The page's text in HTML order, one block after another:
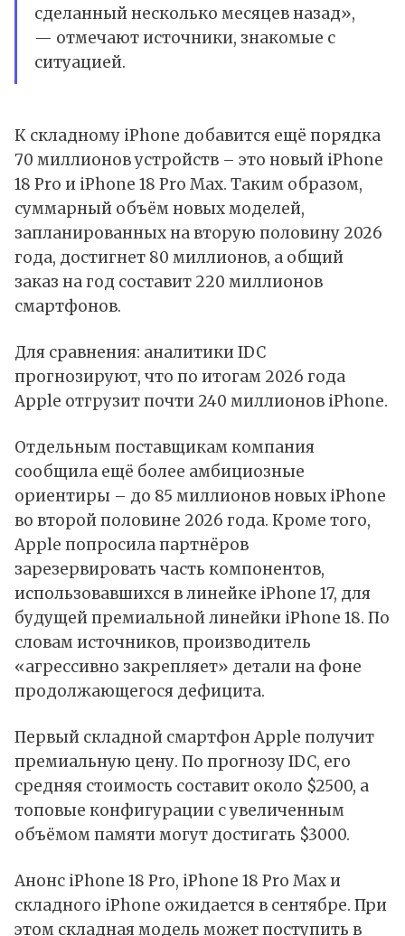
сделанный несколько месяцев назад»,
— отмечают источники, знакомые с
ситуацией.
К складному iPhone добавится ещё порядка
70 миллионов устройств – это новый iPhone
18 Pro и iPhone 18 Pro Max. Таким образом,
суммарный объём новых моделей,
запланированных на вторую половину 2026
года, достигнет 80 миллионов, а общий
заказ на год составит 220 миллионов
смартфонов.
Для сравнения: аналитики IDC
прогнозируют, что по итогам 2026 года
Apple отгрузит почти 240 миллионов iPhone.
Отдельным поставщикам компания
сообщила ещё более амбициозные
ориентиры – до 85 миллионов новых iPhone
во второй половине 2026 года. Кроме того,
Apple попросила партнёров
зарезервировать часть компонентов,
использовавшихся в линейке iPhone 17, для
будущей премиальной линейки iPhone 18. По
словам источников, производитель
«агрессивно закрепляет» детали на фоне
продолжающегося дефицита.
Первый складной смартфон Apple получит
премиальную цену. По прогнозу IDC, его
средняя стоимость составит около $2500, а
топовые конфигурации с увеличенным
объёмом памяти могут достигать $3000.
Анонс iPhone 18 Pro, iPhone 18 Pro Max и
складного iPhone ожидается в сентябре. При
этом складная модель может поступить в